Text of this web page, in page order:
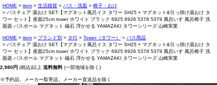
HOME item 生活雑貨 バス・洗面
椅子・おけ
バスチェア 湯おけ SET【マグネット風呂イス タワー SH25 + マグネット&引っ掛け湯おけ タ
ワー セット】座面25cm tower ホワイト ブラック 6925 6926 5378 5379 風呂いす 風呂椅子 洗
面器 バスボール マグネット 磁石 浮かせる YAMAZAKI タワーシリーズ 山崎実業
HOME item ブランド別 タ行 Tower（タワー）
バス用品
バスチェア 湯おけ SET【マグネット風呂イス タワー SH25 + マグネット&引っ掛け湯おけ タ
ワー セット】座面25cm tower ホワイト ブラック 6925 6926 5378 5379 風呂いす 風呂椅子 洗
面器 バスボール マグネット 磁石 浮かせる YAMAZAKI タワーシリーズ 山崎実業
2,980円 (税込)以上 送料無料 (一部地域を除く)
※予約品、メーカー取寄品、メーカー直送品を除く